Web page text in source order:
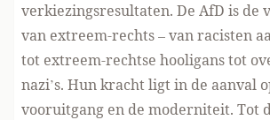
verkiezingsresultaten. De AfD is de
van extreem-rechts – van racisten
tot extreem-rechtse hooligans tot
nazi’s. Hun kracht ligt in de aanval
vooruitgang en de moderniteit. Tot